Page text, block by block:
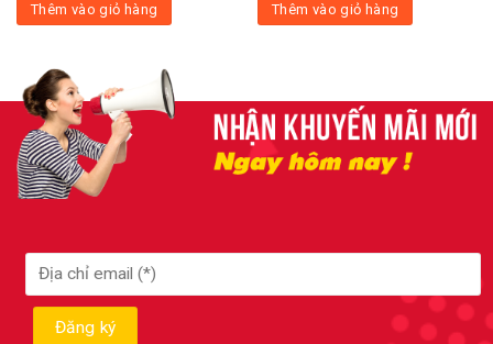
Thêm vào giỏ hàng Thêm vào giỏ hàng